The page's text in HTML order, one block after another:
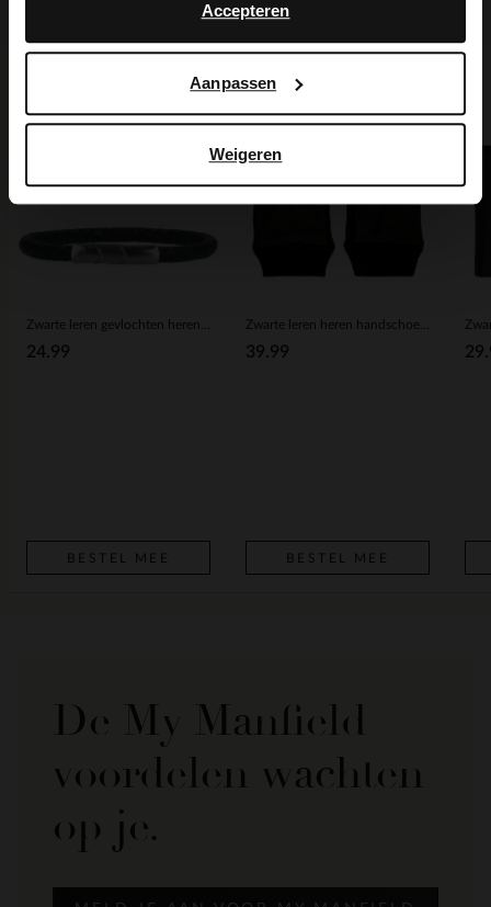
Accepteren
Aanpassen
Weigeren
Voor jou erbij gezocht
24.99
BESTEL MEE
39.99
BESTEL MEE
De My Manfield
voordelen wachten
op je.